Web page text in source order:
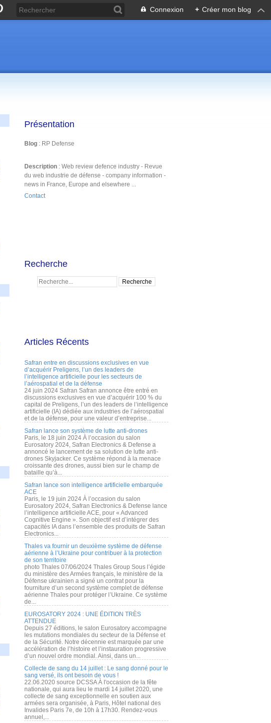
Connexion + Créer mon blog
Présentation
Blog : RP Defense
Description : Web review defence industry - Revue
du web industrie de défense - company information -
news in France, Europe and elsewhere ...
Contact
Recherche
Articles Récents
Safran entre en discussions exclusives en vue
d’acquérir Preligens, l’un des leaders de
l’intelligence artificielle pour les secteurs de
l’aérospatial et de la défense
24 juin 2024 Safran Safran annonce être entré en
discussions exclusives en vue d’acquérir 100 % du
capital de Preligens, l’un des leaders de l’intelligence
artificielle (IA) dédiée aux industries de l’aérospatial
et de la défense, pour une valeur d’entreprise...
Safran lance son système de lutte anti-drones
Paris, le 18 juin 2024 À l’occasion du salon
Eurosatory 2024, Safran Electronics & Defense a
annoncé le lancement de sa solution de lutte anti-
drones Skyjacker. Ce système répond à la menace
croissante des drones, aussi bien sur le champ de
bataille qu’à...
Safran lance son intelligence artificielle embarquée
ACE
Paris, le 19 juin 2024 À l’occasion du salon
Eurosatory 2024, Safran Electronics & Defense lance
l’intelligence artificielle ACE, pour « Advanced
Cognitive Engine ». Son objectif est d’intégrer des
capacités IA dans l’ensemble des produits de Safran
Electronics...
Thales va fournir un deuxième système de défense
aérienne à l’Ukraine pour contribuer à la protection
de son territoire
photo Thales 07/06/2024 Thales Group Sous l’égide
du ministère des Armées français, le ministère de la
Défense ukrainien a signé un contrat pour la
fourniture d’un second système complet de défense
aérienne Thales pour protéger l’Ukraine. Ce système
de...
EUROSATORY 2024 : UNE ÉDITION TRÈS
ATTENDUE
Depuis 27 éditions, le salon Eurosatory accompagne
les mutations mondiales du secteur de la Défense et
de la Sécurité. Notre décennie est marquée par une
accélération de l’histoire et l’instauration progressive
d’un nouvel ordre mondial. Ainsi, dans un...
Collecte de sang du 14 juillet : Le sang donné pour le
sang versé, ils ont besoin de vous !
22.06.2020 source DCSSA À l'occasion de la fête
nationale, qui aura lieu le mardi 14 juillet 2020, une
collecte de sang exceptionnelle en soutien aux
armées sera organisée, à Paris, Hôtel national des
Invalides Paris 7e, de 10h à 17h30. Rendez-vous
annuel,...